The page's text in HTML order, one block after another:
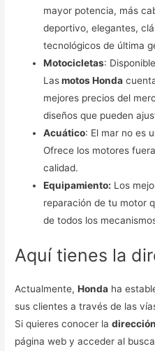
mayor potencia, más
deportivo, elegantes,
tecnológicos de última
Motocicletas:
Lasmotos Honda
mejores precios del
diseños que pueden
Acuático: El mar no es
Ofrece los motores
calidad.
Equipamiento: Los
reparación de tu motor
de todos los
Aquí tienes la
Actualmente,Honda ha
sus clientes a través de las
Si quieres conocer la
página web y acceder al